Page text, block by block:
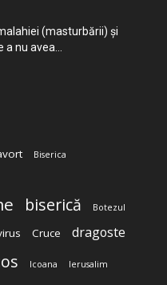
(masturbării) şi
a nu avea...
Biserica
biserică Botezul
Cruce dragoste
Icoana Ierusalim